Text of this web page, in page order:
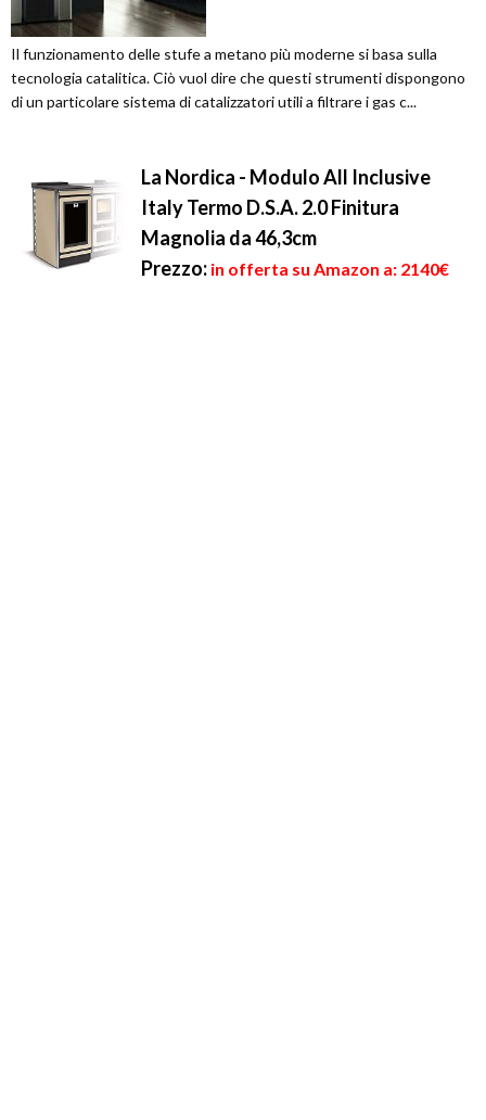
Il funzionamento delle stufe a metano più moderne si basa sulla
tecnologia catalitica. Ciò vuol dire che questi strumenti dispongono
di un particolare sistema di catalizzatori utili a filtrare i gas c...
La Nordica - Modulo All Inclusive
Italy Termo D.S.A. 2.0 Finitura
Magnolia da 46,3cm
Prezzo: in offerta su Amazon a: 2140€